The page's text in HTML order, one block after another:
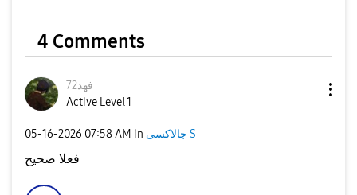
4 Comments
فهد72
Active Level 1
‎05-16-2026 07:58 AM in جالاكسى S
فعلا صحيح